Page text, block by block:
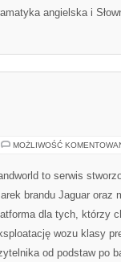
angielska i
MOŻLIWOŚĆ
to serwis
brandu Jaguar oraz
dla tych, którzy
wozu klasy
od podstaw po